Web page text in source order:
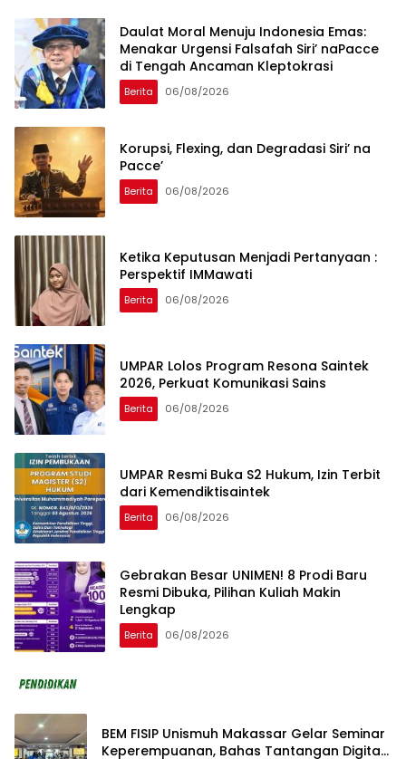
Daulat Moral Menuju Indonesia Emas:
Menakar Urgensi Falsafah Siri’ naPacce
di Tengah Ancaman Kleptokrasi
Berita 06/08/2026
Korupsi, Flexing, dan Degradasi Siri’ na
Pacce’
Berita 06/08/2026
Ketika Keputusan Menjadi Pertanyaan :
Perspektif IMMawati
Berita 06/08/2026
UMPAR Lolos Program Resona Saintek
2026, Perkuat Komunikasi Sains
Berita 06/08/2026
UMPAR Resmi Buka S2 Hukum, Izin Terbit
dari Kemendiktisaintek
Berita 06/08/2026
Gebrakan Besar UNIMEN! 8 Prodi Baru
Resmi Dibuka, Pilihan Kuliah Makin
Lengkap
Berita 06/08/2026
BEM FISIP Unismuh Makassar Gelar Seminar
Keperempuanan, Bahas Tantangan Digital